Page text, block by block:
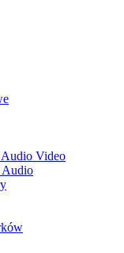
Video
Audio